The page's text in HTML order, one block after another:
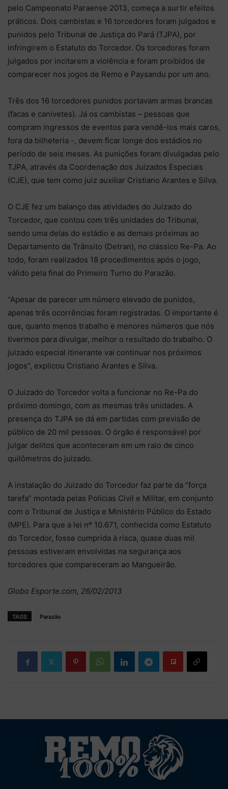
pelo Campeonato Paraense 2013, começa a surtir efeitos
práticos. Dois cambistas e 16 torcedores foram julgados e
punidos pelo Tribunal de Justiça do Pará (TJPA), por
infringirem o Estatuto do Torcedor. Os torcedores foram
julgados por incitarem a violência e foram proibidos de
comparecer nos jogos de Remo e Paysandu por um ano.
Três dos 16 torcedores punidos portavam armas brancas
(facas e canivetes). Já os cambistas – pessoas que
compram ingressos de eventos para vendê-los mais caros,
fora da bilheteria -, devem ficar longe dos estádios no
período de seis meses. As punições foram divulgadas pelo
TJPA, através da Coordenação dos Juizados Especiais
(CJE), que tem como juiz auxiliar Cristiano Arantes e Silva.
O CJE fez um balanço das atividades do Juizado do
Torcedor, que contou com três unidades do Tribunal,
sendo uma delas do estádio e as demais próximas ao
Departamento de Trânsito (Detran), no clássico Re-Pa. Ao
todo, foram realizados 18 procedimentos após o jogo,
válido pela final do Primeiro Turno do Parazão.
“Apesar de parecer um número elevado de punidos,
apenas três ocorrências foram registradas. O importante é
que, quanto menos trabalho e menores números que nós
tivermos para divulgar, melhor o resultado do trabalho. O
juizado especial itinerante vai continuar nos próximos
jogos”, explicou Cristiano Arantes e Silva.
O Juizado do Torcedor volta a funcionar no Re-Pa do
próximo domingo, com as mesmas três unidades. A
presença do TJPA se dá em partidas com previsão de
público de 20 mil pessoas. O órgão é responsável por
julgar delitos que aconteceram em um raio de cinco
quilômetros do juizado.
A instalação do Juizado do Torcedor faz parte da “força
tarefa” montada pelas Polícias Civil e Militar, em conjunto
com o Tribunal de Justiça e Ministério Público do Estado
(MPE). Para que a lei nº 10.671, conhecida como Estatuto
do Torcedor, fosse cumprida à risca, quase duas mil
pessoas estiveram envolvidas na segurança aos
torcedores que compareceram ao Mangueirão.
Globo Esporte.com, 26/02/2013
TAGS Parazão